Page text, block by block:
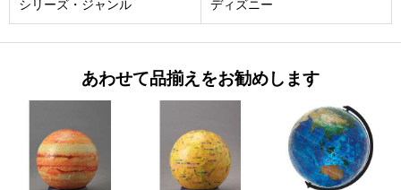
シリーズ・ジャンル ディズニー
あわせて品揃えをお勧めします